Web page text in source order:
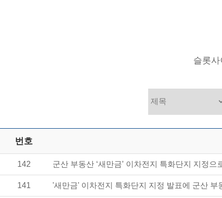
슬롯
번호
142 군산 부동산 ‘새만금’ 이차전지 특화단지 지정으
141 '새만금' 이차전지 특화단지 지정 발표에 군산 부